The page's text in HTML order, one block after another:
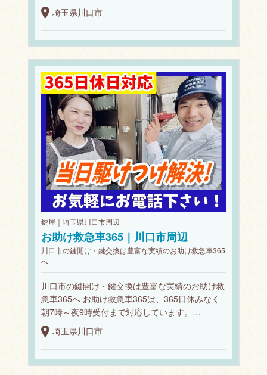
埼玉県川口市
鍵屋｜埼玉県川口市周辺
お助け救急車365｜川口市周辺
川口市の鍵開け・鍵交換は豊富な実績のお助け救急車365
へ
川口市の鍵開け・鍵交換は豊富な実績のお助け救
急車365へ お助け救急車365は、365日休みなく
朝7時～夜9時受付まで対応しています。…
埼玉県川口市